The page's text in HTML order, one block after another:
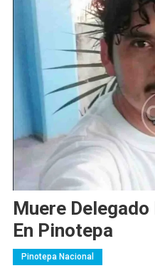
Muere Delegado
En Pinotepa
Pinotepa Nacional